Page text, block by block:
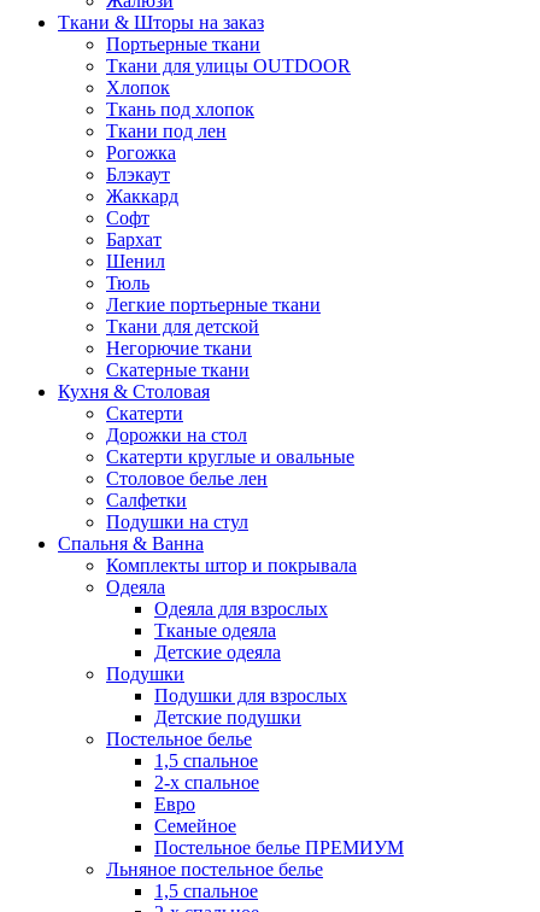
Ткани & Шторы на заказ
Портьерные ткани
Ткани для улицы OUTDOOR
Хлопок
Ткань под хлопок
Ткани под лен
Рогожка
Блэкаут
Жаккард
Софт
Бархат
Шенил
Тюль
Легкие портьерные ткани
Ткани для детской
Негорючие ткани
Скатерные ткани
Кухня & Столовая
Скатерти
Дорожки на стол
Скатерти круглые и овальные
Столовое белье лен
Салфетки
Подушки на стул
Спальня & Ванна
Комплекты штор и покрывала
Одеяла
Одеяла для взрослых
Тканые одеяла
Детские одеяла
Подушки
Подушки для взрослых
Детские подушки
Постельное белье
1,5 спальное
2-х спальное
Евро
Семейное
Постельное белье ПРЕМИУМ
Льняное постельное белье
1,5 спальное